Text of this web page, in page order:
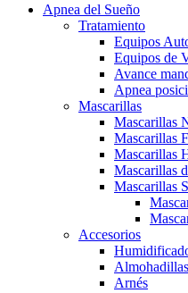
Apnea del Sueño
Tratamiento
Equipos
Equipos de
Avance
Apnea
Mascarillas
Mascarillas
Mascarillas
Mascarillas
Mascarillas
Mascarillas
Accesorios
Almohadillas
Arnés